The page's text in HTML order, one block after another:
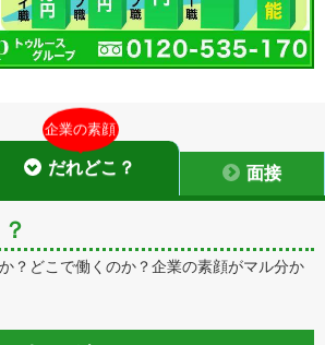
企業の素顔
だれどこ？ 面接
？どこで働くのか？企業の素顔がマル分か